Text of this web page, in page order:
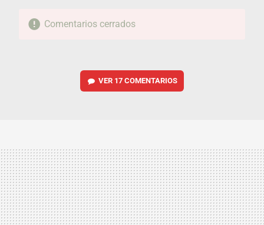
Comentarios cerrados
VER 17 COMENTARIOS